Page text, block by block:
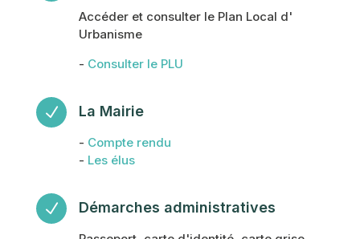
Accéder et consulter le Plan Local d'
Urbanisme
- Consulter le PLU
N La Mairie
- Compte rendu
- Les élus
N Démarches administratives